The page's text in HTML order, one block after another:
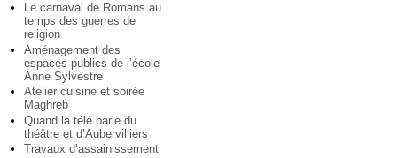
Le carnaval de Romans au
temps des guerres de
religion
Aménagement des
espaces publics de l’école
Anne Sylvestre
Atelier cuisine et soirée
Maghreb
Quand la télé parle du
théâtre et d’Aubervilliers
Travaux d’assainissement